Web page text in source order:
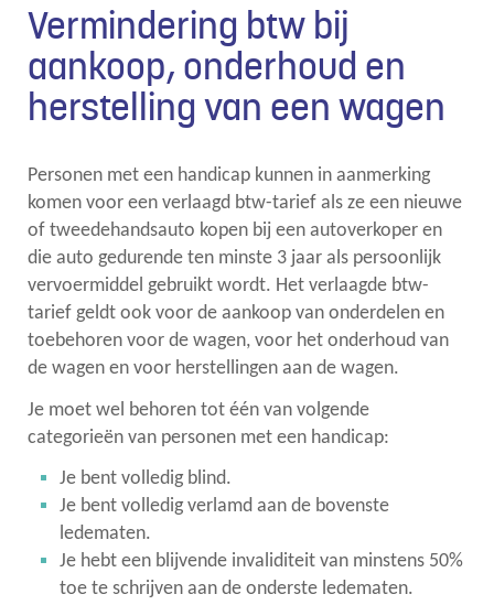
naar
links
Vermindering btw bij
aankoop, onderhoud en
herstelling van een wagen
Personen met een handicap kunnen in aanmerking
komen voor een verlaagd btw-tarief als ze een nieuwe
of tweedehandsauto kopen bij een autoverkoper en
die auto gedurende ten minste 3 jaar als persoonlijk
vervoermiddel gebruikt wordt. Het verlaagde btw-
tarief geldt ook voor de aankoop van onderdelen en
toebehoren voor de wagen, voor het onderhoud van
de wagen en voor herstellingen aan de wagen.
Je moet wel behoren tot één van volgende
categorieën van personen met een handicap:
Je bent volledig blind.
Je bent volledig verlamd aan de bovenste
ledematen.
Je hebt een blijvende invaliditeit van minstens 50%
toe te schrijven aan de onderste ledematen.